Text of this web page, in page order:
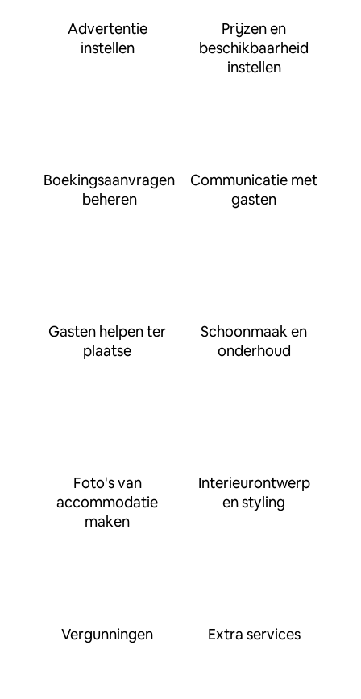
Advertentie
instellen
Prijzen en
beschikbaarheid
instellen
Boekingsaanvragen
beheren
Communicatie met
gasten
Gasten helpen ter
plaatse
Schoonmaak en
onderhoud
Foto's van
accommodatie
maken
Interieurontwerp
en styling
Vergunningen Extra services